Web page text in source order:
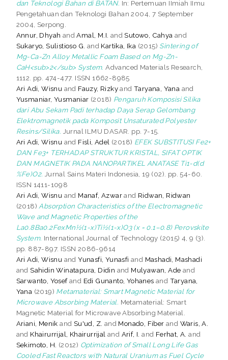
dan Teknologi Bahan di BATAN. In: Pertemuan IImiah IImu
Pengetahuan dan Teknologi Bahan 2004, 7 September
2004, Serpong.
Annur, Dhyah andAmal, M.I. andSutowo, Cahya and
Sukaryo, Sulistioso G. and Kartika, Ika (2015) Sintering of
Mg-Ca-Zn Alloy Metallic Foam Based on Mg-Zn-
CaH<sub>2</sub> System. Advanced Materials Research,
1112. pp. 474-477. ISSN 1662-8985
Ari Adi, Wisnu and Fauzy, RizkyandTaryana, Yana and
Yusmaniar, Yusmaniar (2018) Pengaruh Komposisi Silika
dari Abu Sekam Padi terhadap Daya Serap Gelombang
Elektromagnetik pada Komposit Unsaturated Polyester
Resins/Silika. Jurnal ILMU DASAR. pp. 7-15.
Ari Adi, Wisnu and Fisli, Adel (2018) EFEK SUBSTITUSI Fe2+
DAN Fe3+ TERHADAP STRUKTUR KRISTAL, SIFAT OPTIK
DAN MAGNETIK PADA NANOPARTIKEL ANATASE Ti1-d(d
%Fe)O2. Jurnal Sains Materi Indonesia, 19 (02). pp. 54-60.
ISSN 1411-1098
Ari Adi, Wisnu and Manaf, Azwarand Ridwan, Ridwan
(2018) Absorption Characteristics of the Electromagnetic
Wave and Magnetic Properties of the
La0.8Ba0.2FexMn½(1-x)Ti½(1-x)O3 (x = 0.1–0.8) Perovskite
System. International Journal of Technology (2015) 4, 9 (3).
pp. 887-897. ISSN 2086-9614
Ari Adi, Wisnu andYunasfi, Yunasfi and Mashadi, Mashadi
andSahidin Winatapura, Didin and Mulyawan, Ade and
Sarwanto, Yosefand Edi Gunanto, Yohanes and Taryana,
Yana (2019) Metamaterial: Smart Magnetic Material for
Microwave Absorbing Material. Metamaterial: Smart
Magnetic Material for Microwave Absorbing Material.
Ariani, Menik and Su'ud, Z. and Monado, Fiber and Waris, A.
and Khairurrijal, Khairurrijal and Arif, I. and Ferhat, A. and
Sekimoto, H. (2012) Optimization of Small Long Life Gas
Cooled Fast Reactors with Natural Uranium as Fuel Cycle